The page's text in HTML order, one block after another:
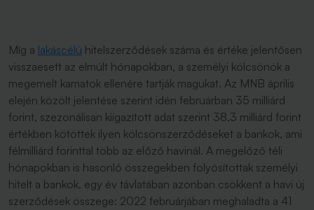
Míg a lakáscélú hitelszerződések száma és értéke jelentősen
visszaesett az elmúlt hónapokban, a személyi kölcsönök a
megemelt kamatok ellenére tartják magukat. Az MNB április
elején közölt jelentése szerint idén februárban 35 milliárd
forint, szezonálisan kiigazított adat szerint 38,3 milliárd forint
értékben kötöttek ilyen kölcsönszerződéseket a bankok, ami
félmilliárd forinttal több az előző havinál. A megelőző téli
hónapokban is hasonló összegekben folyósítottak személyi
hitelt a bankok, egy év távlatában azonban csökkent a havi új
szerződések összege: 2022 februárjában meghaladta a 41